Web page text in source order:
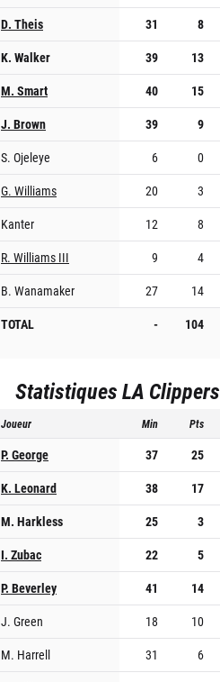
D. Theis
31 8
K. Walker
39 13
M. Smart
40 15
J. Brown
39 9
S. Ojeleye
6 0
G. Williams
20 3
Kanter
12 8
R. Williams III
9 4
B. Wanamaker
27 14
TOTAL
- 104
StatistiquesLA Clippers
Joueur Min Pts
P. George 37 25
K. Leonard
38 17
M. Harkless
25 3
I. Zubac
22 5
P. Beverley
41 14
J. Green
18 10
M. Harrell
31 6